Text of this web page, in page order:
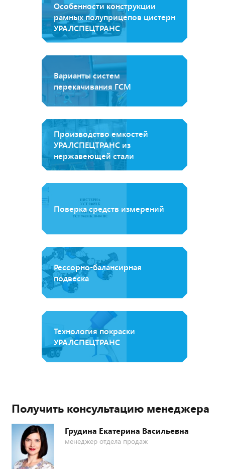
Особенности конструкции
рамных полуприцепов цистерн
УРАЛСПЕЦТРАНС
Варианты систем
перекачивания ГСМ
Производство емкостей
УРАЛСПЕЦТРАНС из
нержавеющей стали
Поверка средств измерений
Рессорно-балансирная
подвеска
Технология покраски
УРАЛСПЕЦТРАНС
Получить консультацию менеджера
Грудина Екатерина Васильевна
менеджер отдела продаж